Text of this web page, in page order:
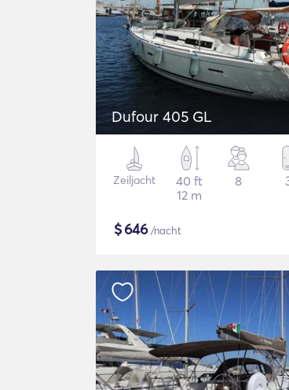
Dufour 405 GL
Zeiljacht
40 ft
12 m
8
$646/nacht